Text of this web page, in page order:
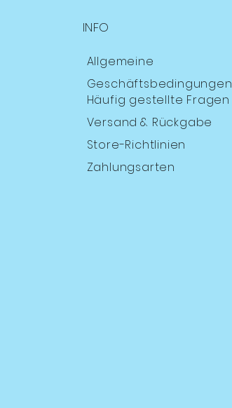
INFO
Allgemeine
Geschäftsbedingungen
Häufig gestellte Fragen
Versand & Rückgabe
Store-Richtlinien
Zahlungsarten